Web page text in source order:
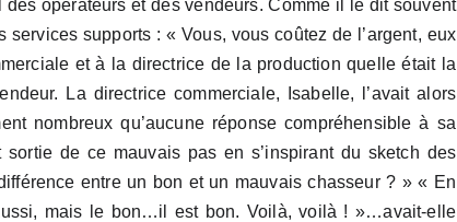
opérateurs et des vendeurs. Comme il le dit souvent
supports : « Vous, vous coûtez de l’argent, eux
et à la directrice de la production quelle était la
La directrice commerciale, Isabelle, l’avait alors
nombreux qu’aucune réponse compréhensible à sa
de ce mauvais pas en s’inspirant du sketch des
entre un bon et un mauvais chasseur ? » « En
mais le bon…il est bon. Voilà, voilà ! »…avait-elle